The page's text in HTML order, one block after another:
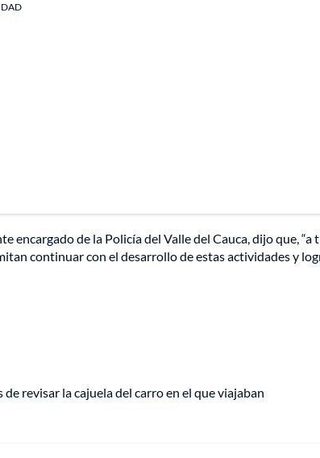
de la Policía del Valle del Cauca, dijo que, “a
continuar con el desarrollo de estas actividades y
revisar la cajuela del carro en el que viajaban